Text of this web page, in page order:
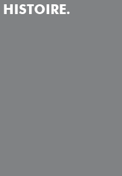
HISTOIRE.